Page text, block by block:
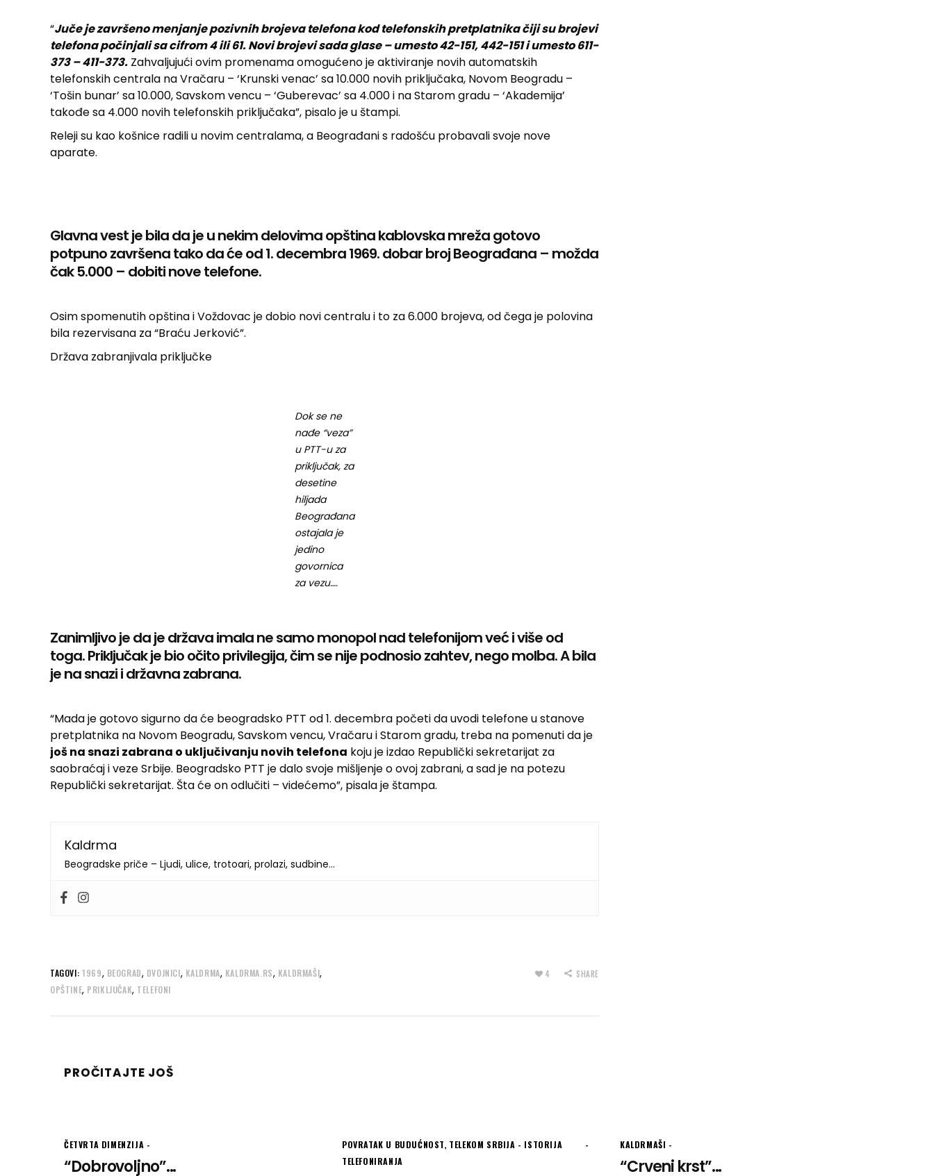
“Juče je završeno menjanje pozivnih brojeva telefona kod telefonskih pretplatnika čiji su brojevi
telefona počinjali sa cifrom 4 ili 61. Novi brojevi sada glase – umesto 42-151, 442-151 i umesto 611-
373 – 411-373. Zahvaljujući ovim promenama omogućeno je aktiviranje novih automatskih
telefonskih centrala na Vračaru – ‘Krunski venac’ sa 10.000 novih priključaka, Novom Beogradu –
‘Tošin bunar’ sa 10.000, Savskom vencu – ‘Guberevac’ sa 4.000 i na Starom gradu – ‘Akademija’
takođe sa 4.000 novih telefonskih priključaka”, pisalo je u štampi.
Releji su kao košnice radili u novim centralama, a Beograđani s radošću probavali svoje nove
aparate.
Glavna vest je bila da je u nekim delovima opština kablovska mreža gotovo
potpuno završena tako da će od 1. decembra 1969. dobar broj Beograđana – možda
čak 5.000 – dobiti nove telefone.
Osim spomenutih opština i Voždovac je dobio novi centralu i to za 6.000 brojeva, od čega je polovina
bila rezervisana za “Braću Jerković”.
Država zabranjivala priključke
Dok se ne
nađe “veza”
u PTT-u za
priključak, za
desetine
hiljada
Beograđana
ostajala je
jedino
govornica
za vezu….
Zanimljivo je da je država imala ne samo monopol nad telefonijom već i više od
toga. Priključak je bio očito privilegija, čim se nije podnosio zahtev, nego molba. A bila
je na snazi i državna zabrana.
“Mada je gotovo sigurno da će beogradsko PTT od 1. decembra početi da uvodi telefone u stanove
pretplatnika na Novom Beogradu, Savskom vencu, Vračaru i Starom gradu, treba na pomenuti da je
još na snazi zabrana o uključivanju novih telefona koju je izdao Republički sekretarijat za
saobraćaj i veze Srbije. Beogradsko PTT je dalo svoje mišljenje o ovoj zabrani, a sad je na potezu
Republički sekretarijat. Šta će on odlučiti – videćemo”, pisala je štampa.
Kaldrma
Beogradske priče – Ljudi, ulice, trotoari, prolazi, sudbine…
TAGOVI: 1969, BEOGRAD, DVOJNICI, KALDRMA, KALDRMA.RS, KALDRMAŠI,
OPŠTINE, PRIKLJUČAK, TELEFONI
4 SHARE
PROČITAJTE JOŠ
ČETVRTA DIMENZIJA
“Dobrovoljno”...
POVRATAK U BUDUĆNOST, TELEKOM SRBIJA - ISTORIJA
TELEFONIRANJA
KALDRMAŠI
“Crveni krst”...